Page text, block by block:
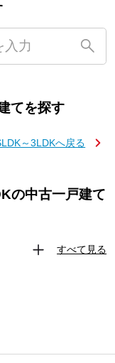
てを探す
～3LDKへ戻る
の中古一戸建て
すべて見る